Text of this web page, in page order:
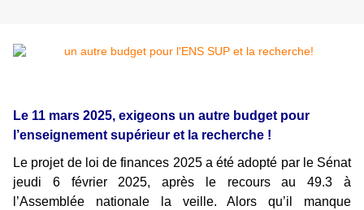
Le 11 mars 2025, exigeons un autre budget pour
l’enseignement supérieur et la recherche !
Le projet de loi de finances 2025 a été adopté par le Sénat
jeudi 6 février 2025, après le recours au 49.3 à
l’Assemblée nationale la veille. Alors qu’il manque